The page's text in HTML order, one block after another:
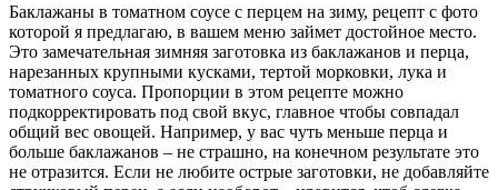
Баклажаны в томатном соусе с перцем на зиму, рецепт с фото
которой я предлагаю, в вашем меню займет достойное место.
Это замечательная зимняя заготовка из баклажанов и перца,
нарезанных крупными кусками, тертой морковки, лука и
томатного соуса. Пропорции в этом рецепте можно
подкорректировать под свой вкус, главное чтобы совпадал
общий вес овощей. Например, у вас чуть меньше перца и
больше баклажанов – не страшно, на конечном результате это
не отразится. Если не любите острые заготовки, не добавляйте